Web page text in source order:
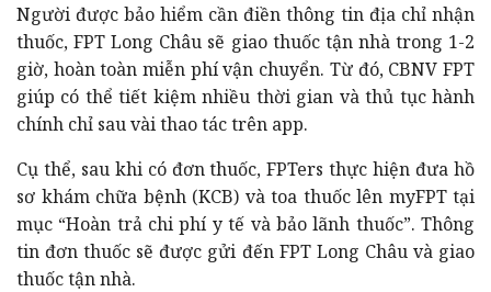
Người được bảo hiểm cần điền thông tin địa chỉ nhận
thuốc, FPT Long Châu sẽ giao thuốc tận nhà trong 1-2
giờ, hoàn toàn miễn phí vận chuyển. Từ đó, CBNV FPT
giúp có thể tiết kiệm nhiều thời gian và thủ tục hành
chính chỉ sau vài thao tác trên app.
Cụ thể, sau khi có đơn thuốc, FPTers thực hiện đưa hồ
sơ khám chữa bệnh (KCB) và toa thuốc lên myFPT tại
mục “Hoàn trả chi phí y tế và bảo lãnh thuốc”. Thông
tin đơn thuốc sẽ được gửi đến FPT Long Châu và giao
thuốc tận nhà.